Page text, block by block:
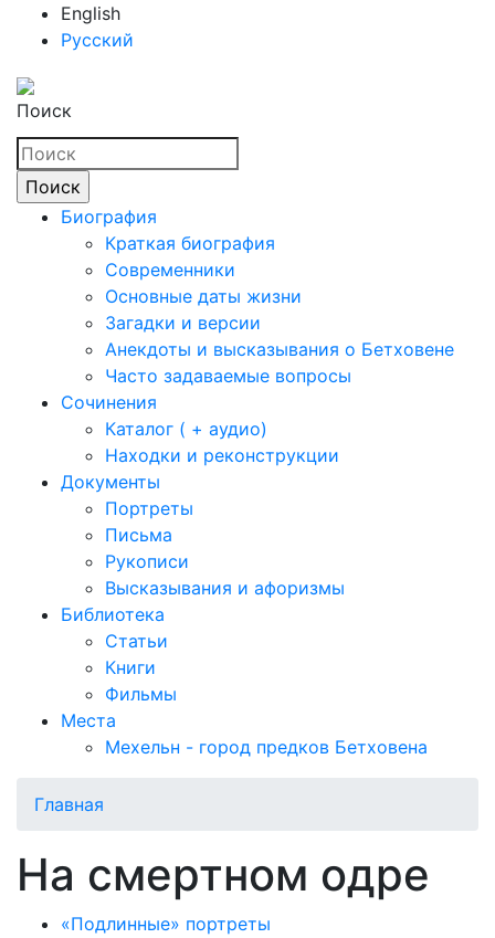
English
Русский
Поиск
Биография
Краткая биография
Современники
Основные даты жизни
Загадки и версии
Анекдоты и высказывания о Бетховене
Часто задаваемые вопросы
Сочинения
Каталог ( + аудио)
Находки и реконструкции
Документы
Портреты
Письма
Рукописи
Высказывания и афоризмы
Библиотека
Статьи
Книги
Фильмы
Места
Мехельн - город предков Бетховена
Главная
На смертном одре
«Подлинные» портреты